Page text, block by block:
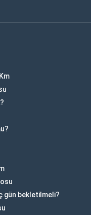
gün bekletilmeli?